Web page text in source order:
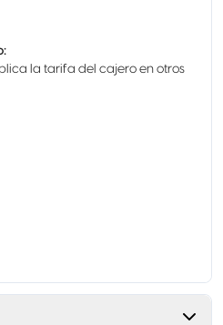
:
la tarifa del cajero en otros